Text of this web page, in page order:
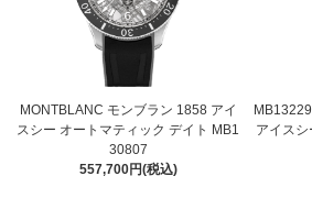
MONTBLANC モンブラン 1858 アイ
スシー オートマティック デイト MB1
30807
557,700円(税込)
アイスシ